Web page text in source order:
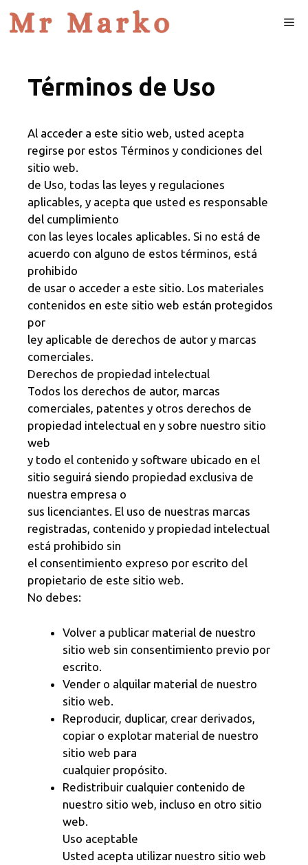
Términos de Uso
Al acceder a este sitio web, usted acepta
regirse por estos Términos y condiciones del
sitio web.
de Uso, todas las leyes y regulaciones
aplicables, y acepta que usted es responsable
del cumplimiento
con las leyes locales aplicables. Si no está de
acuerdo con alguno de estos términos, está
prohibido
de usar o acceder a este sitio. Los materiales
contenidos en este sitio web están protegidos
por
ley aplicable de derechos de autor y marcas
comerciales.
Derechos de propiedad intelectual
Todos los derechos de autor, marcas
comerciales, patentes y otros derechos de
propiedad intelectual en y sobre nuestro sitio
web
y todo el contenido y software ubicado en el
sitio seguirá siendo propiedad exclusiva de
nuestra empresa o
sus licenciantes. El uso de nuestras marcas
registradas, contenido y propiedad intelectual
está prohibido sin
el consentimiento expreso por escrito del
propietario de este sitio web.
No debes:
Volver a publicar material de nuestro
sitio web sin consentimiento previo por
escrito.
Vender o alquilar material de nuestro
sitio web.
Reproducir, duplicar, crear derivados,
copiar o explotar material de nuestro
sitio web para
cualquier propósito.
Redistribuir cualquier contenido de
nuestro sitio web, incluso en otro sitio
web.
Uso aceptable
Usted acepta utilizar nuestro sitio web